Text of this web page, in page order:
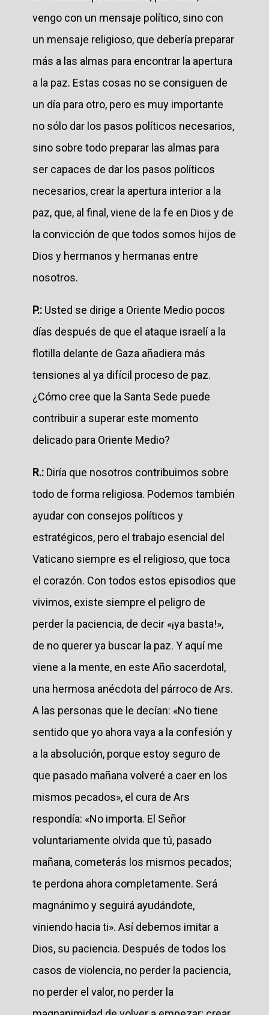
vengo con un mensaje político, sino con
un mensaje religioso, que debería preparar
más a las almas para encontrar la apertura
a la paz. Estas cosas no se consiguen de
un día para otro, pero es muy importante
no sólo dar los pasos políticos necesarios,
sino sobre todo preparar las almas para
ser capaces de dar los pasos políticos
necesarios, crear la apertura interior a la
paz, que, al final, viene de la fe en Dios y de
la convicción de que todos somos hijos de
Dios y hermanos y hermanas entre
nosotros.
P.: Usted se dirige a Oriente Medio pocos
días después de que el ataque israelí a la
flotilla delante de Gaza añadiera más
tensiones al ya difícil proceso de paz.
¿Cómo cree que la Santa Sede puede
contribuir a superar este momento
delicado para Oriente Medio?
R.: Diría que nosotros contribuimos sobre
todo de forma religiosa. Podemos también
ayudar con consejos políticos y
estratégicos, pero el trabajo esencial del
Vaticano siempre es el religioso, que toca
el corazón. Con todos estos episodios que
vivimos, existe siempre el peligro de
perder la paciencia, de decir «¡ya basta!»,
de no querer ya buscar la paz. Y aquí me
viene a la mente, en este Año sacerdotal,
una hermosa anécdota del párroco de Ars.
A las personas que le decían: «No tiene
sentido que yo ahora vaya a la confesión y
a la absolución, porque estoy seguro de
que pasado mañana volveré a caer en los
mismos pecados», el cura de Ars
respondía: «No importa. El Señor
voluntariamente olvida que tú, pasado
mañana, cometerás los mismos pecados;
te perdona ahora completamente. Será
magnánimo y seguirá ayudándote,
viniendo hacia ti». Así debemos imitar a
Dios, su paciencia. Después de todos los
casos de violencia, no perder la paciencia,
no perder el valor, no perder la